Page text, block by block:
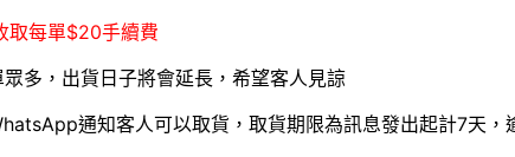
取每單$20手續費
多，出貨日子將會延長，希望客人見諒
通知客人可以取貨，取貨期限為訊息發出起計7天，